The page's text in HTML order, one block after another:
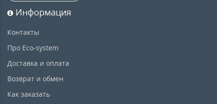
Информация
Контакты
Про Eco-system
Доставка и оплата
Возврат и обмен
Как заказать